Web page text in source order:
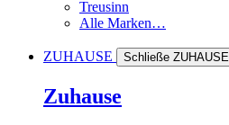
Treusinn
Alle Marken…
ZUHAUSE Schließe ZUHAUSE
Zuhause